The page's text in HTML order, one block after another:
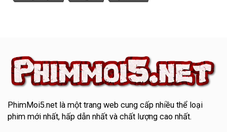
PhimMoi5.netlà một trang web cung cấp nhiều thể loại
phim mới nhất, hấp dẫn nhất và chất lượng cao nhất.